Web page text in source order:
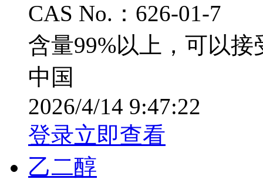
CAS No.：626-01-7
含量99%以上，可以接
中国
2026/4/14 9:47:22
登录立即查看
乙二醇